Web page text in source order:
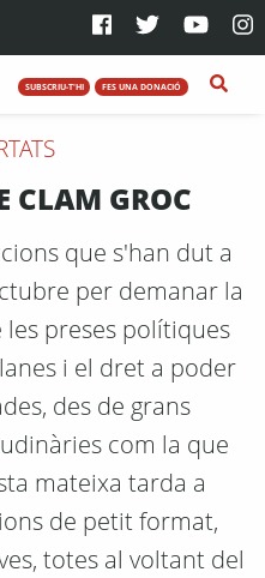
SUBSCRIU-T'HI FES UNA DONACIÓ
CLAM GROC
que s'han dut a
per demanar la
preses polítiques
i el dret a poder
des de grans
com la que
mateixa tarda a
de petit format,
totes al voltant del